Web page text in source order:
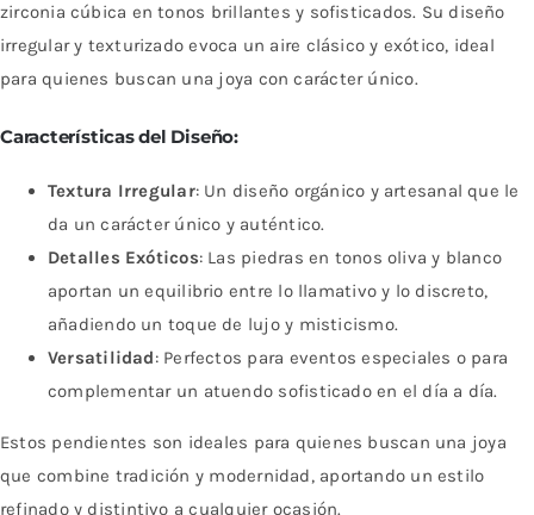
zirconia cúbica en tonos brillantes y sofisticados. Su diseño
irregular y texturizado evoca un aire clásico y exótico, ideal
para quienes buscan una joya con carácter único.
Características del Diseño:
Textura Irregular: Un diseño orgánico y artesanal que le
da un carácter único y auténtico.
Detalles Exóticos: Las piedras en tonos oliva y blanco
aportan un equilibrio entre lo llamativo y lo discreto,
añadiendo un toque de lujo y misticismo.
Versatilidad: Perfectos para eventos especiales o para
complementar un atuendo sofisticado en el día a día.
Estos pendientes son ideales para quienes buscan una joya
que combine tradición y modernidad, aportando un estilo
refinado y distintivo a cualquier ocasión.